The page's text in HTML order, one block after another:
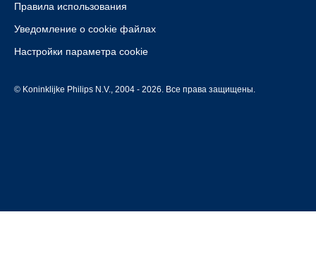
Правила использования
Уведомление о cookie файлах
Настройки параметра cookie
© Koninklijke Philips N.V., 2004 - 2026. Все права защищены.